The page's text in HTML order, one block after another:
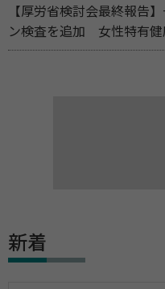
【厚労省検討会最終報告
ン検査を追加 女性特有健
新着